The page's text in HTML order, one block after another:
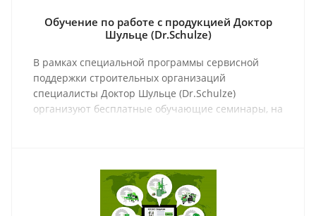
Обучение по работе с продукцией Доктор
Шульце (Dr.Schulze)
В рамках специальной программы сервисной
поддержки строительных организаций
специалисты Доктор Шульце (Dr.Schulze)
организуют бесплатные обучающие семинары, на